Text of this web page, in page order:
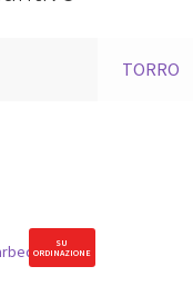
TORRO
SU
ORDINAZIONE